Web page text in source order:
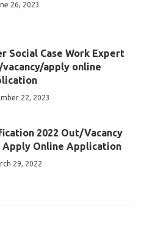
26, 2023
Social Case Work Expert
apply online
22, 2023
2022 Out/Vacancy
Apply Online Application
29, 2022